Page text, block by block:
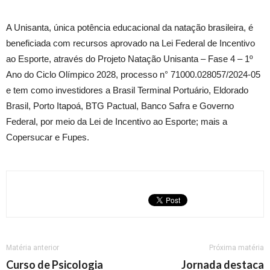
A Unisanta, única potência educacional da natação brasileira, é
beneficiada com recursos aprovado na Lei Federal de Incentivo
ao Esporte, através do Projeto Natação Unisanta – Fase 4 – 1º
Ano do Ciclo Olímpico 2028, processo n° 71000.028057/2024-05
e tem como investidores a Brasil Terminal Portuário, Eldorado
Brasil, Porto Itapoá, BTG Pactual, Banco Safra e Governo
Federal, por meio da Lei de Incentivo ao Esporte; mais a
Copersucar e Fupes.
Matéria anterior
Curso de Psicologia
Próxima matéria
Jornada destaca